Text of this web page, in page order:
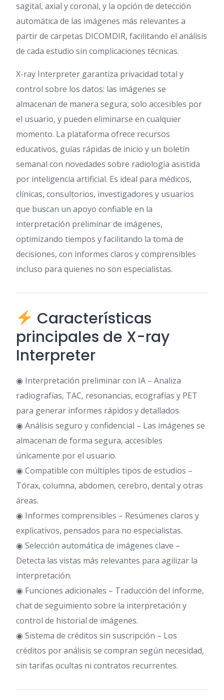
sagital, axial y coronal, y la opción de detección
automática de las imágenes más relevantes a
partir de carpetas DICOMDIR, facilitando el análisis
de cada estudio sin complicaciones técnicas.
X-ray Interpreter garantiza privacidad total y
control sobre los datos: las imágenes se
almacenan de manera segura, solo accesibles por
el usuario, y pueden eliminarse en cualquier
momento. La plataforma ofrece recursos
educativos, guías rápidas de inicio y un boletín
semanal con novedades sobre radiología asistida
por inteligencia artificial. Es ideal para médicos,
clínicas, consultorios, investigadores y usuarios
que buscan un apoyo confiable en la
interpretación preliminar de imágenes,
optimizando tiempos y facilitando la toma de
decisiones, con informes claros y comprensibles
incluso para quienes no son especialistas.
Características
principales de X-ray
Interpreter
◉ Interpretación preliminar con IA – Analiza
radiografías, TAC, resonancias, ecografías y PET
para generar informes rápidos y detallados.
◉ Análisis seguro y confidencial – Las imágenes se
almacenan de forma segura, accesibles
únicamente por el usuario.
◉ Compatible con múltiples tipos de estudios –
Tórax, columna, abdomen, cerebro, dental y otras
áreas.
◉ Informes comprensibles – Resúmenes claros y
explicativos, pensados para no especialistas.
◉ Selección automática de imágenes clave –
Detecta las vistas más relevantes para agilizar la
interpretación.
◉ Funciones adicionales – Traducción del informe,
chat de seguimiento sobre la interpretación y
control de historial de imágenes.
◉ Sistema de créditos sin suscripción – Los
créditos por análisis se compran según necesidad,
sin tarifas ocultas ni contratos recurrentes.